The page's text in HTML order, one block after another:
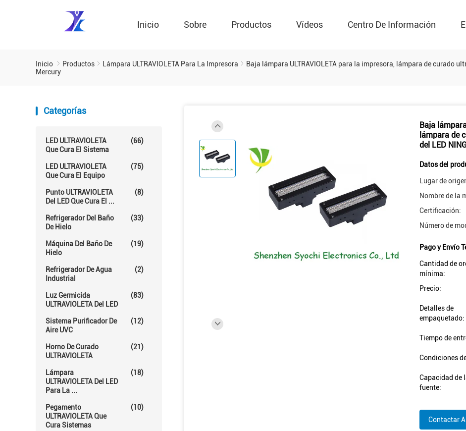
Inicio Sobre Productos Vídeos Centro De Información
Inicio Productos Lámpara ULTRAVIOLETA Para La Impresora
Baja lámpara ULTRAVIOLETA para la impresora, lámpara de curado
Mercury
Categorías
LED ULTRAVIOLETA
Que Cura El Sistema
(66)
LED ULTRAVIOLETA
Que Cura El Equipo
(75)
Punto ULTRAVIOLETA
Del LED Que Cura El ...
(8)
Refrigerador Del Baño
De Hielo
(33)
Máquina Del Baño De
Hielo
(19)
Refrigerador De Agua
Industrial
(2)
Luz Germicida
ULTRAVIOLETA Del LED
(83)
Sistema Purificador De
Aire UVC
(12)
Horno De Curado
ULTRAVIOLETA
(21)
Lámpara
ULTRAVIOLETA Del LED
Para La ...
(18)
Pegamento
ULTRAVIOLETA Que
Cura Sistemas
(10)
Baja
lámpara de
del LED
Datos del
Lugar de
Nombre de la
Certificación:
Número de
Pago y Envío
Cantidad de
mínima:
Precio:
Detalles de
empaquetado:
Tiempo de
Condiciones
Capacidad de
fuente:
Contactar